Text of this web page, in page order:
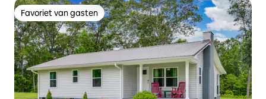
Favoriet van gasten
Favoriet van gasten